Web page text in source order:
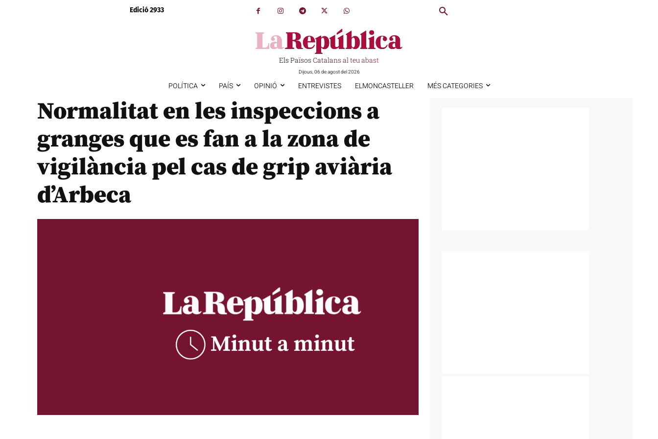
Edició 2933
Els Països Catalans al teu abast
Dijous, 06 de agost del 2026
POLÍTICA PAÍS OPINIÓ ENTREVISTES ELMONCASTELLER MÉS CATEGORIES
Normalitat en les inspeccions a
granges que es fan a la zona de
vigilància pel cas de grip aviària
d’Arbeca